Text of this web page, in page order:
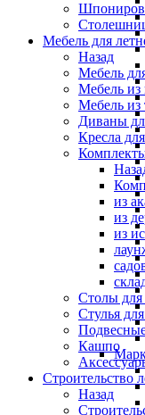
Мебель для
Назад
Мебель
Мебель из
Мебель из
Диваны
Кресла
из
из
из
Столы для
Стулья
Кашпо
Строительство
Назад